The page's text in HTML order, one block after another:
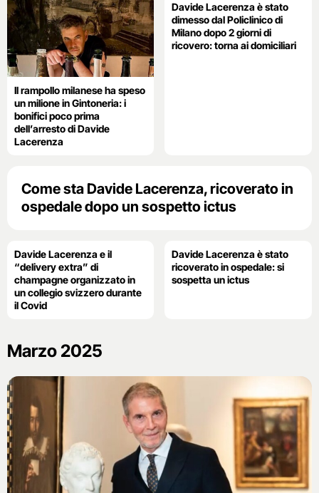
Il rampollo milanese ha speso
un milione in Gintoneria: i
bonifici poco prima
dell’arresto di Davide
Lacerenza
Davide Lacerenza è stato
dimesso dal Policlinico di
Milano dopo 2 giorni di
ricovero: torna ai domiciliari
Come sta Davide Lacerenza, ricoverato in
ospedale dopo un sospetto ictus
Davide Lacerenza e il
“delivery extra” di
champagne organizzato in
un collegio svizzero durante
il Covid
Davide Lacerenza è stato
ricoverato in ospedale: si
sospetta un ictus
Marzo 2025